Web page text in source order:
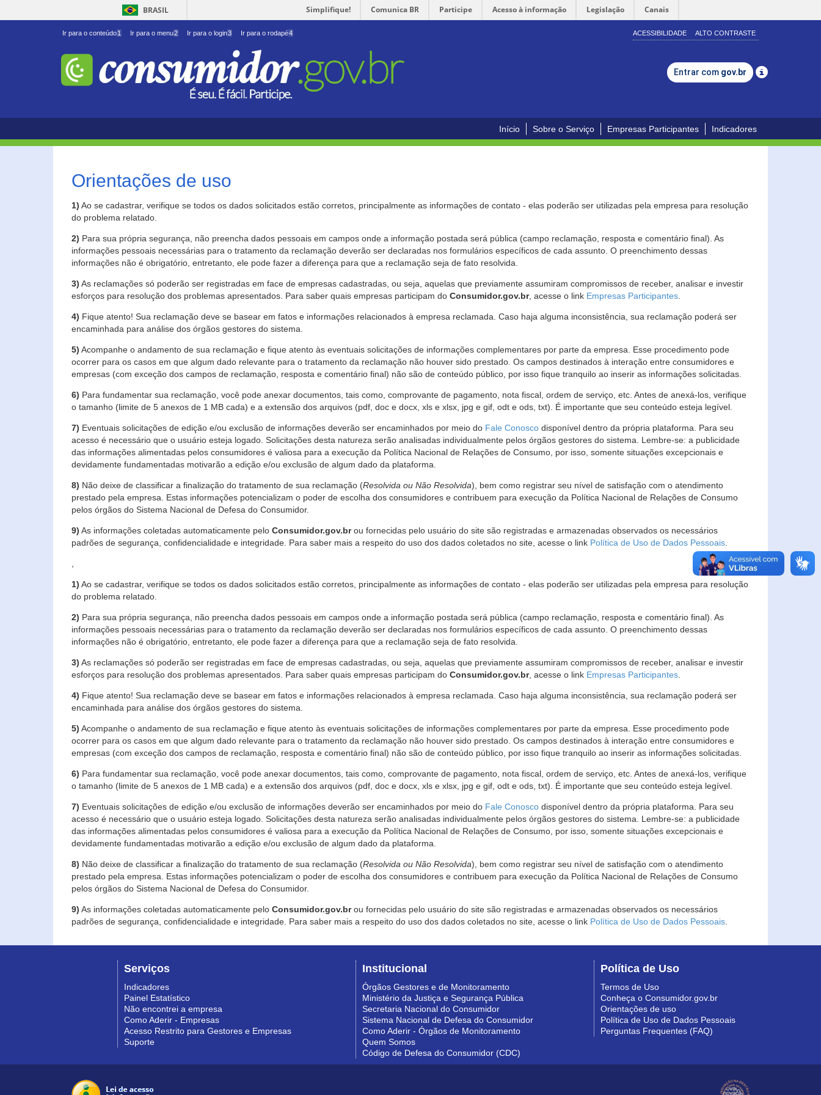
BRASIL Simplifique! Comunica BR Participe Acesso à informação Legislação Canais
Ir para o conteúdo1 Ir para o menu2 Ir para o login3 Ir para o rodapé4 ACESSIBILIDADE ALTO CONTRASTE
Entrar com gov.br
Início Sobre o Serviço Empresas Participantes Indicadores
Orientações de uso
1) Ao se cadastrar, verifique se todos os dados solicitados estão corretos, principalmente as informações de contato - elas poderão ser utilizadas pela empresa para resolução
do problema relatado.
2) Para sua própria segurança, não preencha dados pessoais em campos onde a informação postada será pública (campo reclamação, resposta e comentário final). As
informações pessoais necessárias para o tratamento da reclamação deverão ser declaradas nos formulários específicos de cada assunto. O preenchimento dessas
informações não é obrigatório, entretanto, ele pode fazer a diferença para que a reclamação seja de fato resolvida.
3) As reclamações só poderão ser registradas em face de empresas cadastradas, ou seja, aquelas que previamente assumiram compromissos de receber, analisar e investir
esforços para resolução dos problemas apresentados. Para saber quais empresas participam do Consumidor.gov.br, acesse o link Empresas Participantes
4) Fique atento! Sua reclamação deve se basear em fatos e informações relacionados à empresa reclamada. Caso haja alguma inconsistência, sua reclamação poderá ser
encaminhada para análise dos órgãos gestores do sistema.
5) Acompanhe o andamento de sua reclamação e fique atento às eventuais solicitações de informações complementares por parte da empresa. Esse procedimento pode
ocorrer para os casos em que algum dado relevante para o tratamento da reclamação não houver sido prestado. Os campos destinados à interação entre consumidores e
empresas (com exceção dos campos de reclamação, resposta e comentário final) não são de conteúdo público, por isso fique tranquilo ao inserir as informações solicitadas.
6) Para fundamentar sua reclamação, você pode anexar documentos, tais como, comprovante de pagamento, nota fiscal, ordem de serviço, etc. Antes de anexá-los, verifique
o tamanho (limite de 5 anexos de 1 MB cada) e a extensão dos arquivos (pdf, doc e docx, xls e xlsx, jpg e gif, odt e ods, txt). É importante que seu conteúdo esteja legível.
7) Eventuais solicitações de edição e/ou exclusão de informações deverão ser encaminhados por meio do Fale Conosco disponível dentro da própria plataforma. Para seu
acesso é necessário que o usuário esteja logado. Solicitações desta natureza serão analisadas individualmente pelos órgãos gestores do sistema. Lembre-se: a publicidade
das informações alimentadas pelos consumidores é valiosa para a execução da Política Nacional de Relações de Consumo, por isso, somente situações excepcionais e
devidamente fundamentadas motivarão a edição e/ou exclusão de algum dado da plataforma.
8) Não deixe de classificar a finalização do tratamento de sua reclamação (Resolvida ou Não Resolvida), bem como registrar seu nível de satisfação com o atendimento
prestado pela empresa. Estas informações potencializam o poder de escolha dos consumidores e contribuem para execução da Política Nacional de Relações de Consumo
pelos órgãos do Sistema Nacional de Defesa do Consumidor.
9) As informações coletadas automaticamente pelo Consumidor.gov.brou fornecidas pelo usuário do site são registradas e armazenadas observados os necessários
padrões de segurança, confidencialidade e integridade. Para saber mais a respeito do uso dos dados coletados no site, acesse o link Política de Uso de Dados Pessoais
1) Ao se cadastrar, verifique se todos os dados solicitados estão corretos, principalmente as informações de contato - elas poderão ser utilizadas pela empresa para resolução
do problema relatado.
2) Para sua própria segurança, não preencha dados pessoais em campos onde a informação postada será pública (campo reclamação, resposta e comentário final). As
informações pessoais necessárias para o tratamento da reclamação deverão ser declaradas nos formulários específicos de cada assunto. O preenchimento dessas
informações não é obrigatório, entretanto, ele pode fazer a diferença para que a reclamação seja de fato resolvida.
3) As reclamações só poderão ser registradas em face de empresas cadastradas, ou seja, aquelas que previamente assumiram compromissos de receber, analisar e investir
esforços para resolução dos problemas apresentados. Para saber quais empresas participam do Consumidor.gov.br, acesse o link Empresas Participantes
4) Fique atento! Sua reclamação deve se basear em fatos e informações relacionados à empresa reclamada. Caso haja alguma inconsistência, sua reclamação poderá ser
encaminhada para análise dos órgãos gestores do sistema.
5) Acompanhe o andamento de sua reclamação e fique atento às eventuais solicitações de informações complementares por parte da empresa. Esse procedimento pode
ocorrer para os casos em que algum dado relevante para o tratamento da reclamação não houver sido prestado. Os campos destinados à interação entre consumidores e
empresas (com exceção dos campos de reclamação, resposta e comentário final) não são de conteúdo público, por isso fique tranquilo ao inserir as informações solicitadas.
6) Para fundamentar sua reclamação, você pode anexar documentos, tais como, comprovante de pagamento, nota fiscal, ordem de serviço, etc. Antes de anexá-los, verifique
o tamanho (limite de 5 anexos de 1 MB cada) e a extensão dos arquivos (pdf, doc e docx, xls e xlsx, jpg e gif, odt e ods, txt). É importante que seu conteúdo esteja legível.
7) Eventuais solicitações de edição e/ou exclusão de informações deverão ser encaminhados por meio do Fale Conosco disponível dentro da própria plataforma. Para seu
acesso é necessário que o usuário esteja logado. Solicitações desta natureza serão analisadas individualmente pelos órgãos gestores do sistema. Lembre-se: a publicidade
das informações alimentadas pelos consumidores é valiosa para a execução da Política Nacional de Relações de Consumo, por isso, somente situações excepcionais e
devidamente fundamentadas motivarão a edição e/ou exclusão de algum dado da plataforma.
8) Não deixe de classificar a finalização do tratamento de sua reclamação (Resolvida ou Não Resolvida), bem como registrar seu nível de satisfação com o atendimento
prestado pela empresa. Estas informações potencializam o poder de escolha dos consumidores e contribuem para execução da Política Nacional de Relações de Consumo
pelos órgãos do Sistema Nacional de Defesa do Consumidor.
9) As informações coletadas automaticamente pelo Consumidor.gov.brou fornecidas pelo usuário do site são registradas e armazenadas observados os necessários
padrões de segurança, confidencialidade e integridade. Para saber mais a respeito do uso dos dados coletados no site, acesse o link Política de Uso de Dados Pessoais
Serviços
Indicadores
Painel Estatístico
Não encontrei a empresa
Como Aderir - Empresas
Acesso Restrito para Gestores e Empresas
Suporte
Institucional
Órgãos Gestores e de Monitoramento
Ministério da Justiça e Segurança Pública
Secretaria Nacional do Consumidor
Sistema Nacional de Defesa do Consumidor
Como Aderir - Órgãos de Monitoramento
Quem Somos
Código de Defesa do Consumidor (CDC)
Política de Uso
Termos de Uso
Conheça o Consumidor.gov.br
Orientações de uso
Política de Uso de Dados Pessoais
Perguntas Frequentes (FAQ)